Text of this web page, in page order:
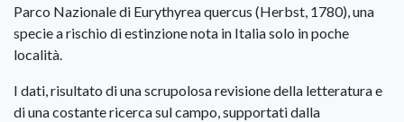
Parco Nazionale di Eurythyrea quercus (Herbst, 1780), una
specie a rischio di estinzione nota in Italia solo in poche
località.
I dati, risultato di una scrupolosa revisione della letteratura e
di una costante ricerca sul campo, supportati dalla